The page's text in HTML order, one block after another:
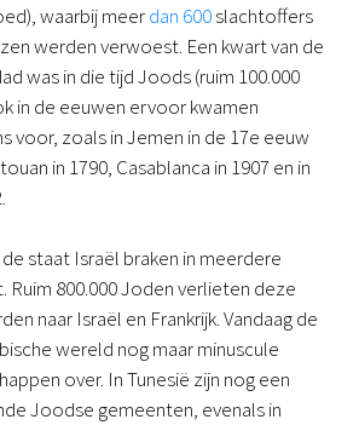
waarbij meerdan 600slachtoffers
werden verwoest. Een kwart van de
was in die tijd Joods (ruim 100.000
in de eeuwen ervoor kwamen
voor, zoals in Jemen in de 17e eeuw
in 1790, Casablanca in 1907 en in
staat Israël braken in meerdere
Ruim 800.000 Joden verlieten deze
naar Israël en Frankrijk. Vandaag de
wereld nog maar minuscule
over. In Tunesië zijn nog een
Joodse gemeenten, evenals in